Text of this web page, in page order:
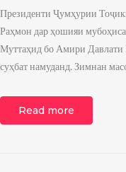
Президенти Ҷумҳурии
Раҳмон дар ҳошияи
Муттаҳид бо Амири
суҳбат намуданд. Зимнан
Read more